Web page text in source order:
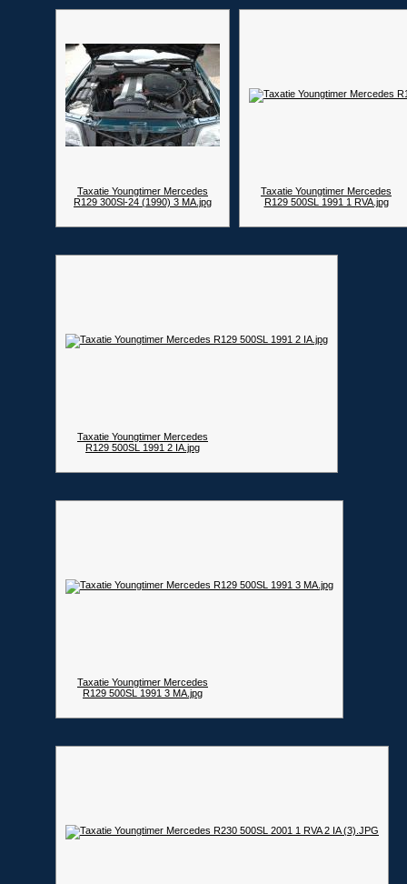
Taxatie Youngtimer Mercedes
R129 300Sl-24 (1990) 3 MA.jpg
Taxatie Youngtimer Mercedes
R129 500SL 1991 1 RVA.jpg
Taxatie Youngtimer Mercedes
R129 500SL 1991 2 IA.jpg
Taxatie Youngtimer Mercedes
R129 500SL 1991 3 MA.jpg